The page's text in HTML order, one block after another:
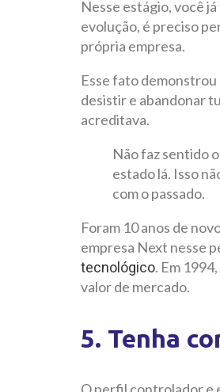
Nesse estágio, você
evolução, é preciso
própria empresa.
Esse fato demonstrou
desistir e abandonar
acreditava.
Não faz sentido
estado lá. Isso
com o passado.
Foram 10 anos de
empresa Next nesse
tecnológico. Em
valor de mercado.
5. Tenha
O perfil controlador e